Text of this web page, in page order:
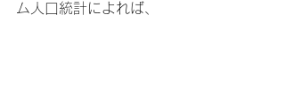
ム人口統計によれば、